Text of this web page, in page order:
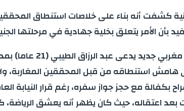
أنه بناء على خلاصات استنطاق المحققين
الأمر يتعلق بخلية جهادية في مرحلتها
التحقيقات
استنطاقه من قبل المحققين المغاربة،
بكفالة مع حجز جواز سفره، رغم قرار النيابة
اعتقاله، حيث كان يظهر أنه يعشق